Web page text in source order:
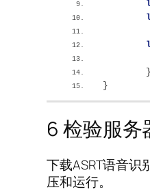
}
}
6 检验服务
下载ASRT语音识
压和运行。